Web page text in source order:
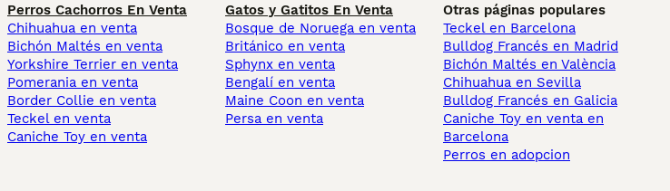
Perros Cachorros En Venta
Chihuahua en venta
Bichón Maltés en venta
Yorkshire Terrier en venta
Pomerania en venta
Border Collie en venta
Teckel en venta
Caniche Toy en venta
Gatos y Gatitos En Venta
Bosque de Noruega en venta
Británico en venta
Sphynx en venta
Bengalí en venta
Maine Coon en venta
Persa en venta
Otras páginas populares
Teckel en Barcelona
Bulldog Francés en Madrid
Bichón Maltés en València
Chihuahua en Sevilla
Bulldog Francés en Galicia
Caniche Toy en venta en
Barcelona
Perros en adopcion